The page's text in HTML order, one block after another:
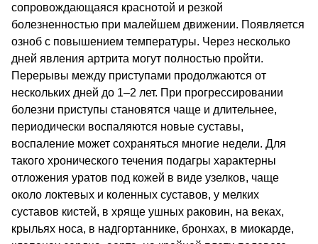
сопровождающаяся краснотой и резкой
болезненностью при малейшем движении. Появляется
озноб с повышением температуры. Через несколько
дней явления артрита могут полностью пройти.
Перерывы между приступами продолжаются от
нескольких дней до 1–2 лет. При прогрессировании
болезни приступы становятся чаще и длительнее,
периодически воспаляются новые суставы,
воспаление может сохраняться многие недели. Для
такого хронического течения подагры характерны
отложения уратов под кожей в виде узелков, чаще
около локтевых и коленных суставов, у мелких
суставов кистей, в хряще ушных раковин, на веках,
крыльях носа, в надгортаннике, бронхах, в миокарде,